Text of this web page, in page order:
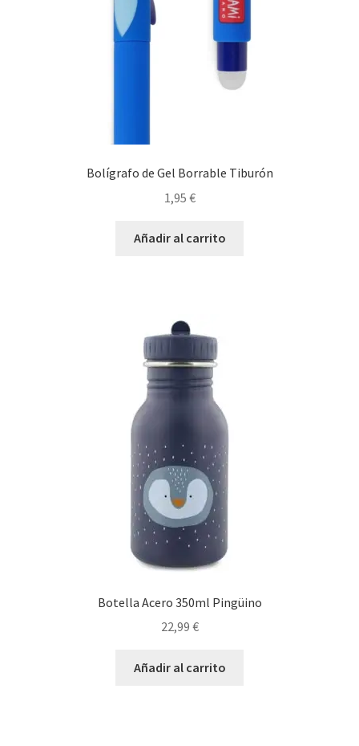
Bolígrafo de Gel Borrable Tiburón
1,95 €
Añadir al carrito
Botella Acero 350ml Pingüino
22,99 €
Añadir al carrito